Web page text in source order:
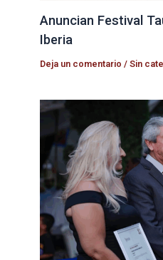
Anuncian Festival
Iberia
Deja un comentario /Sin